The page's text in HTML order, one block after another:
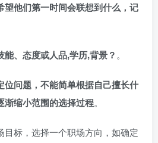
望他们第一时间会联想到什么，记
、态度或人品,学历,背景？ 。
位问题，不能简单根据自己擅长什
渐缩小范围的选择过程。
目标，选择一个职场方向，如确定